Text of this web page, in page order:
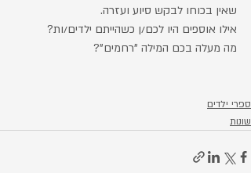
שאין בכוחו לבקש סיוע ועזרה.
אילו אוספים היו לכם/ן כשהייתם ילדים/ות?
מה מעלה בכם המילה "רחמים"?
ספרי ילדים
שונות